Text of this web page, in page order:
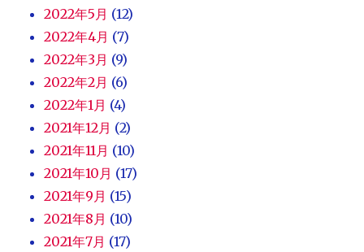
2022年5月 (12)
2022年4月 (7)
2022年3月 (9)
2022年2月 (6)
2022年1月 (4)
2021年12月 (2)
2021年11月 (10)
2021年10月 (17)
2021年9月 (15)
2021年8月 (10)
2021年7月 (17)